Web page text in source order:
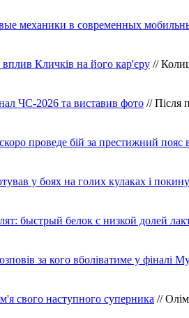
механики в современных
вплив Кличків на його кар'єру //
ЧС-2026 та виставив фото // Після
проведе бій за престижний пояс
у боях на голих кулаках і
быстрый белок с низкой долей
за кого вболіватиме у фіналі
свого наступного суперника //